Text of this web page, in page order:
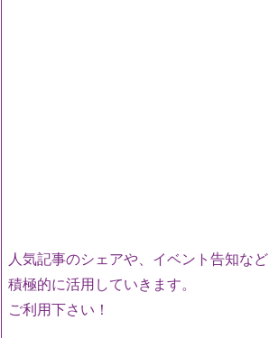
人気記事のシェアや、イベント告知など
積極的に活用していきます。
ご利用下さい！